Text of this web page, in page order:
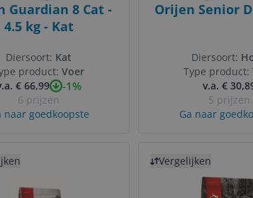
Guardian 8 Cat -
4.5 kg - Kat
Diersoort: Kat
product: Voer
€ 66,99
-1%
6 prijzen
naar goedkoopste
Orijen Senior
Diersoort:
Type product:
v.a. €
5 prijzen
Ga naar
Vergelijken